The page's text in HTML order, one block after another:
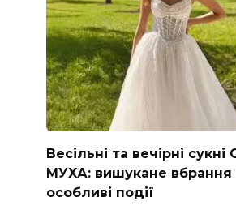
Весільні та вечірні
МУХА: вишукане вбрання
особливі події